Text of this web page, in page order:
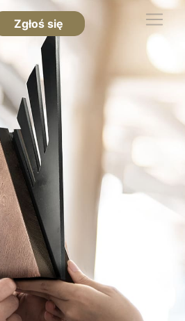
Zgłoś się